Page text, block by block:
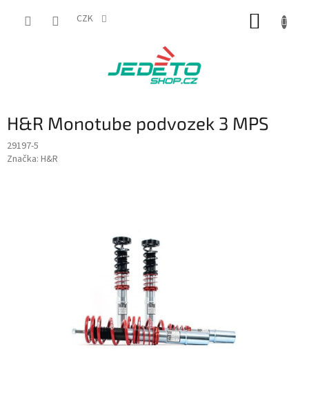
CZK
H&R Monotube podvozek 3 MPS
29197-5
Značka: H&R